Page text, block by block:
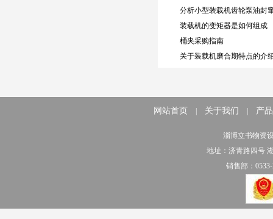
分析小型装载机齿轮泵油封
装载机的变矩器是如何组成
桶夹采购指南
关于装载机磨合期特点的介
网站首页 | 关于我们 | 产
淄博立书物资
地址：济青路四号
销售部：